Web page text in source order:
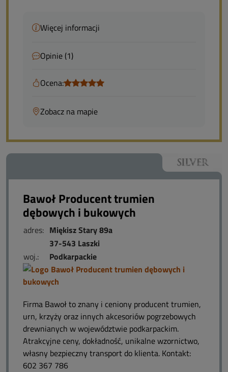
Więcej informacji
Opinie (1)
Ocena:
Zobacz na mapie
Bawoł Producent trumien
dębowych i bukowych
adres: Miękisz Stary 89a
37-543 Laszki
woj.:
Podkarpackie
Firma Bawoł to znany i ceniony producent trumien,
urn, krzyży oraz innych akcesoriów pogrzebowych
drewnianych w województwie podkarpackim.
Atrakcyjne ceny, dokładność, unikalne wzornictwo,
własny bezpieczny transport do klienta. Kontakt:
602 367 786